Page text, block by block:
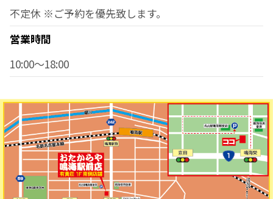
不定休 ※ご予約を優先致します。
営業時間
10:00～18:00